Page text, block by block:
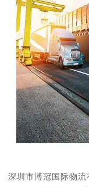
深圳市博冠国际物